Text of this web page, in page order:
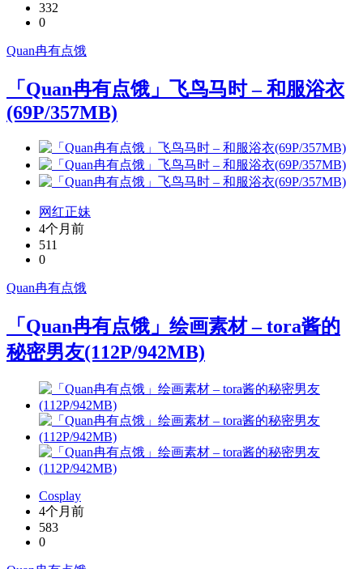
332
0
Quan冉有点饿
「Quan冉有点饿」飞鸟马时 – 和服浴衣
(69P/357MB)
网红正妹
4个月前
511
0
Quan冉有点饿
「Quan冉有点饿」绘画素材 – tora酱的
秘密男友(112P/942MB)
Cosplay
4个月前
583
0